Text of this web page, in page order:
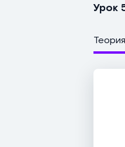
Урок
Теория